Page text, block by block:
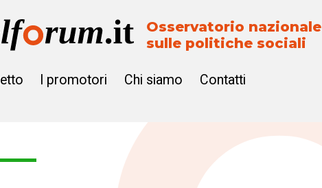
Osservatorio nazionale
sulle politiche sociali
I promotori Chi siamo Contatti